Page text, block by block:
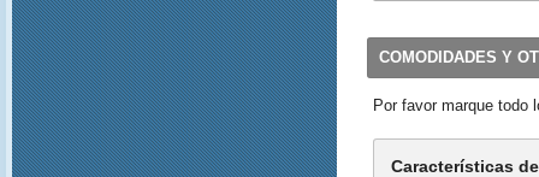
COMODIDADES Y
Por favor marque todo
Características